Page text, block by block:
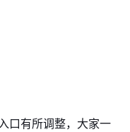
口有所调整，大家一